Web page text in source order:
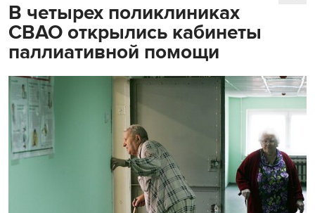
В четырех поликлиниках
СВАО открылись кабинеты
паллиативной помощи